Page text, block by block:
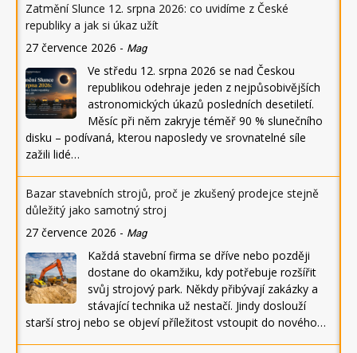
Zatmění Slunce 12. srpna 2026: co uvidíme z České
republiky a jak si úkaz užít
27 července 2026 - Mag
Ve středu 12. srpna 2026 se nad Českou
republikou odehraje jeden z nejpůsobivějších
astronomických úkazů posledních desetiletí.
Měsíc při něm zakryje téměř 90 % slunečního
disku – podívaná, kterou naposledy ve srovnatelné síle
zažili lidé…
Bazar stavebních strojů, proč je zkušený prodejce stejně
důležitý jako samotný stroj
27 července 2026 - Mag
Každá stavební firma se dříve nebo později
dostane do okamžiku, kdy potřebuje rozšířit
svůj strojový park. Někdy přibývají zakázky a
stávající technika už nestačí. Jindy doslouží
starší stroj nebo se objeví příležitost vstoupit do nového…